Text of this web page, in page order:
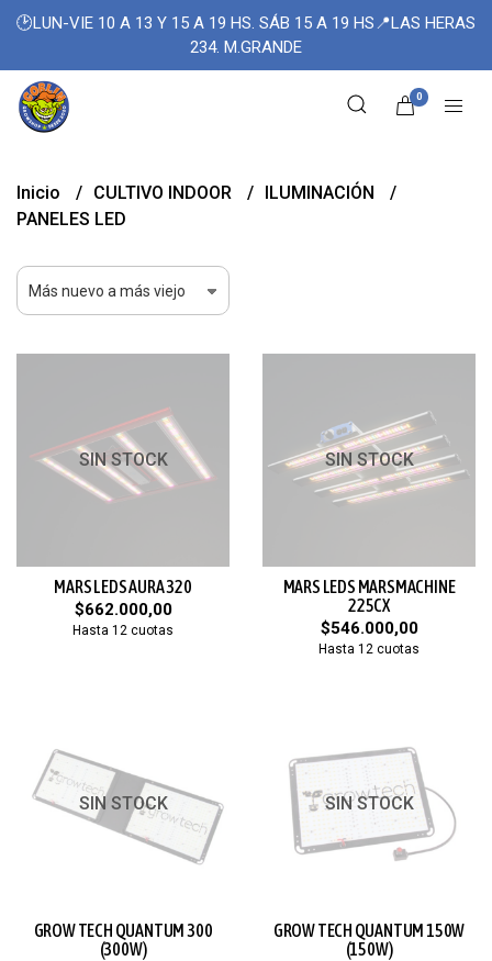
🕑LUN-VIE 10 A 13 Y 15 A 19 HS. SÁB 15 A 19 HS📍LAS HERAS
234. M.GRANDE
0
Inicio CULTIVO INDOOR
ILUMINACIÓN
PANELES LED
SIN STOCK
MARS LEDS AURA 320
$662.000,00
Hasta 12 cuotas
SIN STOCK
MARS LEDS MARSMACHINE
225CX
$546.000,00
Hasta 12 cuotas
SIN STOCK
GROW TECH QUANTUM 300
(300W)
SIN STOCK
GROW TECH QUANTUM 150W
(150W)